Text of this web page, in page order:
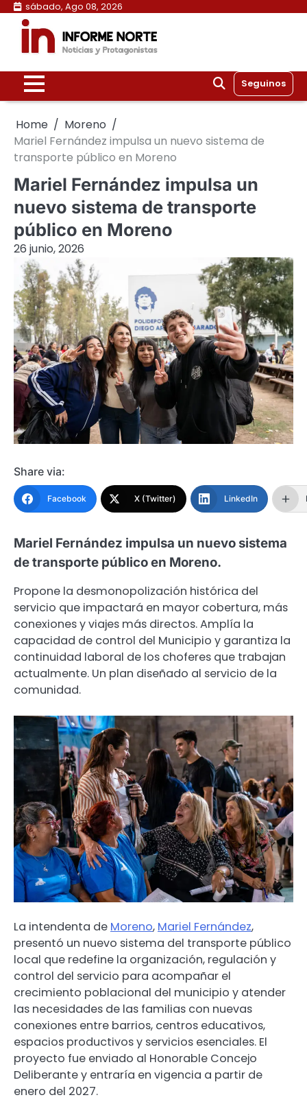
Skip
content
sábado, Ago 08, 2026
Seguinos
Home
Moreno
Mariel Fernández impulsa un nuevo sistema de
transporte público en Moreno
Mariel Fernández impulsa un
nuevo sistema de transporte
público en Moreno
26 junio, 2026
Share via:
Facebook X (Twitter) LinkedIn
Mariel Fernández impulsa un nuevo sistema
de transporte público en Moreno.
Propone la desmonopolización histórica del
servicio que impactará en mayor cobertura, más
conexiones y viajes más directos. Amplía la
capacidad de control del Municipio y garantiza la
continuidad laboral de los choferes que trabajan
actualmente. Un plan diseñado al servicio de la
comunidad.
La intendenta de Moreno, Mariel Fernández,
presentó un nuevo sistema del transporte público
local que redefine la organización, regulación y
control del servicio para acompañar el
crecimiento poblacional del municipio y atender
las necesidades de las familias con nuevas
conexiones entre barrios, centros educativos,
espacios productivos y servicios esenciales. El
proyecto fue enviado al Honorable Concejo
Deliberante y entraría en vigencia a partir de
enero del 2027.